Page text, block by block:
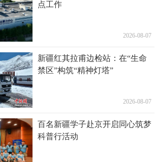
点工作
2026-08-07
新疆红其拉甫边检站：在“生命
禁区”构筑“精神灯塔”
2026-08-07
百名新疆学子赴京开启同心筑梦
科普行活动